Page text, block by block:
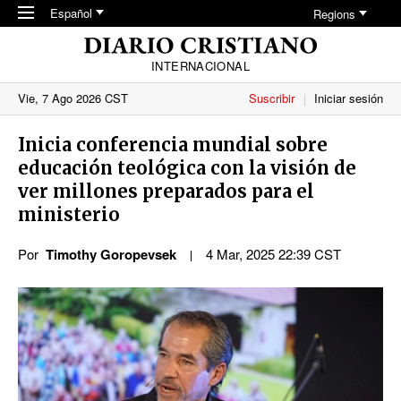
Skip to main content
Español Regions
INTERNACIONAL
Vie, 7 Ago 2026 CST
Suscribir Iniciar sesión
Inicia conferencia mundial sobre
educación teológica con la visión de
ver millones preparados para el
ministerio
Por Timothy Goropevsek 4 Mar, 2025 22:39 CST